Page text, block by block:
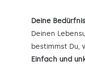
Deine
Deinen
bestimmst Du,
Einfach und